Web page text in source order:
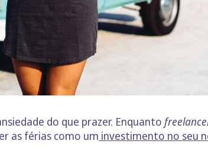
do que prazer. Enquanto
as férias como um investimento no seu